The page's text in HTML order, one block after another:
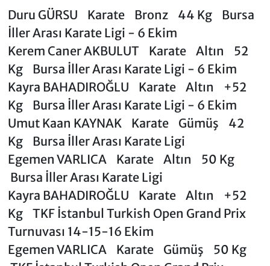
Duru GÜRSU Karate Bronz 44 Kg Bursa
İller Arası Karate Ligi - 6 Ekim
Kerem Caner AKBULUT Karate Altın 52
Kg Bursa İller Arası Karate Ligi - 6 Ekim
Kayra BAHADIROĞLU Karate Altın +52
Kg Bursa İller Arası Karate Ligi - 6 Ekim
Umut Kaan KAYNAK Karate Gümüş 42
Kg Bursa İller Arası Karate Ligi
Egemen VARLICA Karate Altın 50 Kg
Bursa İller Arası Karate Ligi
Kayra BAHADIROĞLU Karate Altın +52
Kg TKF İstanbul Turkish Open Grand Prix
Turnuvası 14-15-16 Ekim
Egemen VARLICA Karate Gümüş 50 Kg